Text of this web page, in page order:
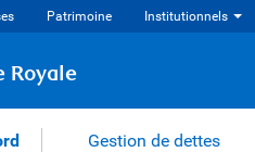
Patrimoine Institutionnels
Royale
Gestion de dettes